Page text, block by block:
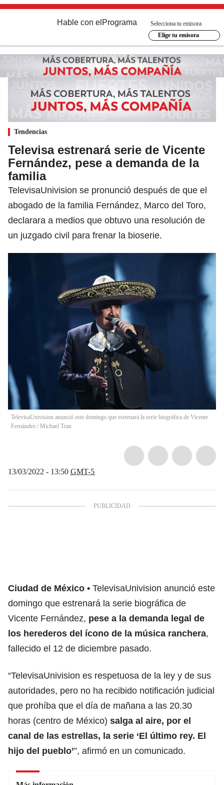
Hable con el Programa
Selecciona tu emisora
Elige tu emisora
Tendencias
Televisa estrenará serie de Vicente
Fernández, pese a demanda de la
familia
TelevisaUnivision se pronunció después de que el
abogado de la familia Fernández, Marco del Toro,
declarara a medios que obtuvo una resolución de
un juzgado civil para frenar la bioserie.
TelevisaUnivision anunció este domingo que estrenará la serie biográfica de Vicente
Fernández / Michael Tran
13/03/2022 - 13:50 GMT-5
Ciudad de México
TelevisaUnivision anunció este
domingo que estrenará la serie biográfica de
Vicente Fernández, pese a la demanda legal de
los herederos del ícono de la música ranchera,
fallecido el 12 de diciembre pasado.
“TelevisaUnivision es respetuosa de la ley y de sus
autoridades, pero no ha recibido notificación judicial
que prohíba que el día de mañana a las 20.30
horas (centro de México) salga al aire, por el
canal de las estrellas, la serie ‘El último rey. El
hijo del pueblo’”, afirmó en un comunicado.